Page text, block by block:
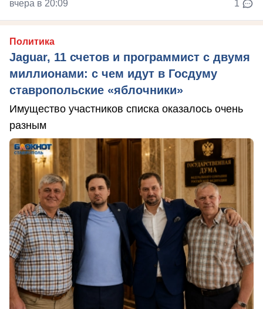
вчера в 20:09 1
Политика
Jaguar, 11 счетов и программист с двумя
миллионами: с чем идут в Госдуму
ставропольские «яблочники»
Имущество участников списка оказалось очень
разным